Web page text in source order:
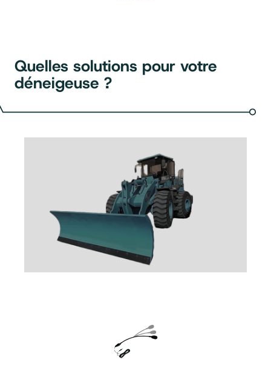
Quelles solutions pour votre
déneigeuse ?